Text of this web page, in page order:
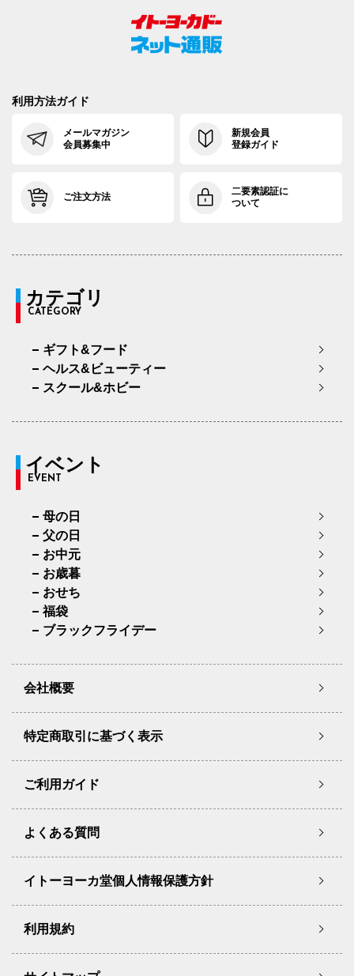
利用方法ガイド
メールマガジン
会員募集中
新規会員
登録ガイド
ご注文方法
二要素認証に
ついて
カテゴリ
CATEGORY
ギフト&フード
ヘルス&ビューティー
スクール&ホビー
イベント
EVENT
母の日
父の日
お中元
お歳暮
おせち
福袋
ブラックフライデー
会社概要
特定商取引に基づく表示
ご利用ガイド
よくある質問
イトーヨーカ堂個人情報保護方針
利用規約